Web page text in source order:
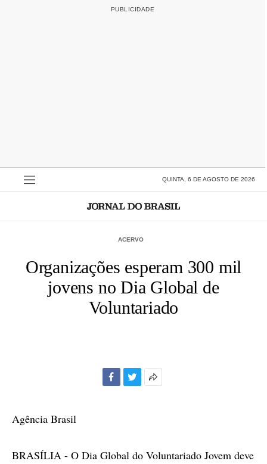
QUINTA, 6 DE AGOSTO DE 2026
ACERVO
Organizações esperam 300 mil
jovens no Dia Global de
Voluntariado
Agência Brasil
BRASÍLIA - O Dia Global do Voluntariado Jovem deve